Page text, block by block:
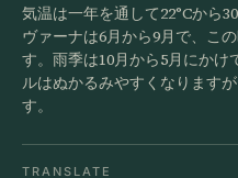
気温は一年を通して22°Cから
ヴァーナは6月から9月で、こ
す。雨季は10月から5月にか
ルはぬかるみやすくなります
す。
TRANSLATE